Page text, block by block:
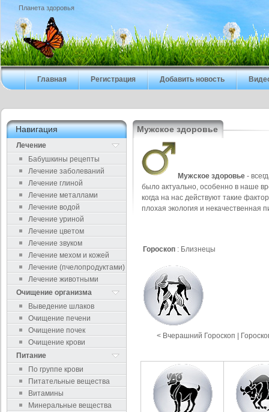
Планета здоровья
Главная Регистрация Добавить новость
Навигация
Лечение
Бабушкины рецепты
Лечение заболеваний
Лечение глиной
Лечение металлами
Лечение водой
Лечение уриной
Лечение цветом
Лечение звуком
Лечение мехом и кожей
Лечение (пчелопродуктами)
Лечение животными
Очищение организма
Выведение шлаков
Очищение печени
Очищение почек
Очищение крови
Питание
По группе крови
Питательные вещества
Витамины
Минеральные вещества
Мужское здоровье
Мужское здоровье -
было актуально, особенно в наше
когда на нас действуют такие
плохая экология и некачественная
Гороскоп : Близнецы
< Вчерашний Гороскоп